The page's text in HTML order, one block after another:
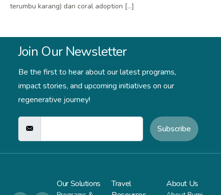
terumbu karang) dan coral adoption […]
Join Our Newsletter
Be the first to hear about our latest programs,
impact stories, and upcoming initiatives on our
regenerative journey!
Subscribe
Our Solutions
Travel
About Us